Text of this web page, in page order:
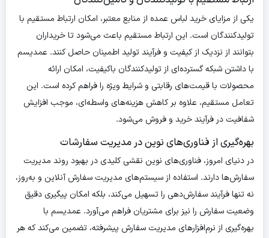
یکی از مزایای خرید لباس عمده از منابع معتبر، امکان ارتباط مستقیم با
تولیدکنندگان است. این ارتباط مستقیم باعث می‌شود تا خریداران
بتوانند از نزدیک از کیفیت و فرآیند تولید اطمینان حاصل کنند. عمدیسم
با داشتن شبکه گسترده‌ای از تولیدکنندگان باکیفیت، امکان ارائه
محصولات با قیمت‌های رقابتی و شرایط ویژه را فراهم کرده است. این
تعامل مستقیم، علاوه بر کاهش هزینه‌های واسطه‌ای، موجب افزایش
شفافیت در فرآیند خرید و فروش می‌شود.
بهره‌گیری از فناوری‌های نوین در مدیریت سفارشات
در دنیای امروز، فناوری‌های نوین نقشی کلیدی در بهبود روند مدیریت
سفارش‌ها دارند. استفاده از سیستم‌های مدیریت سفارش آنلاین و به‌روز،
نه تنها فرآیند سفارش‌دهی را تسهیل می‌کند، بلکه امکان پیگیری دقیق
وضعیت سفارش را نیز برای مشتریان فراهم می‌آورد. عمدیسم با
بهره‌گیری از نرم‌افزارهای مدیریت سفارش پیشرفته، تضمین می‌کند که هر